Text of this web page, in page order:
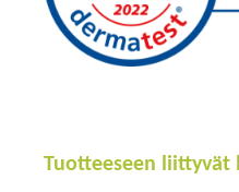
Tuotteeseen liittyvät